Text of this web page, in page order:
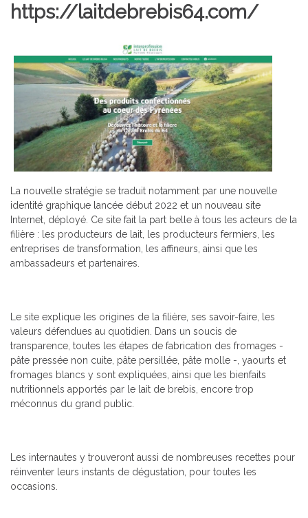
https://laitdebrebis64.com/
La nouvelle stratégie se traduit notamment par une nouvelle
identité graphique lancée début 2022 et un nouveau site
Internet, déployé. Ce site fait la part belle à tous les acteurs de la
filière : les producteurs de lait, les producteurs fermiers, les
entreprises de transformation, les affineurs, ainsi que les
ambassadeurs et partenaires.
Le site explique les origines de la filière, ses savoir-faire, les
valeurs défendues au quotidien. Dans un soucis de
transparence, toutes les étapes de fabrication des fromages -
pâte pressée non cuite, pâte persillée, pâte molle -, yaourts et
fromages blancs y sont expliquées, ainsi que les bienfaits
nutritionnels apportés par le lait de brebis, encore trop
méconnus du grand public.
Les internautes y trouveront aussi de nombreuses recettes pour
réinventer leurs instants de dégustation, pour toutes les
occasions.